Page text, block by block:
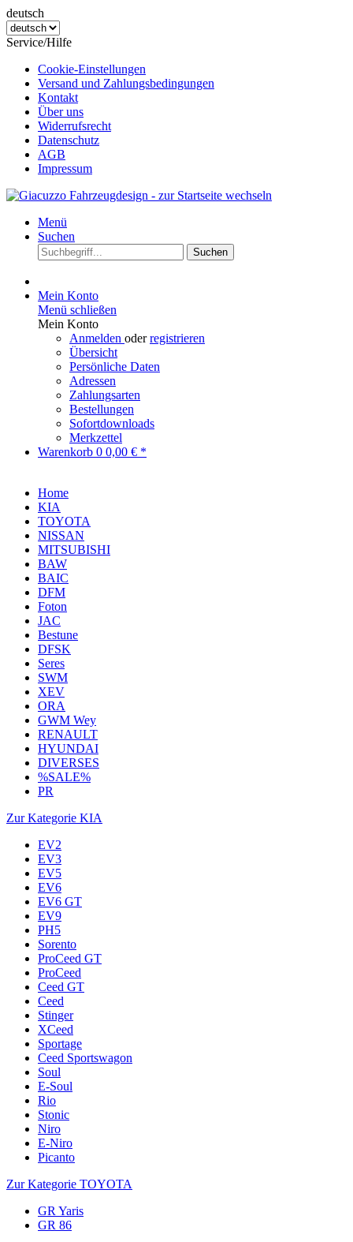
deutsch
Service/Hilfe
Cookie-Einstellungen
Versand und Zahlungsbedingungen
Kontakt
Über uns
Widerrufsrecht
Datenschutz
AGB
Impressum
Menü
Suchen
Suchen
Mein Konto
Menü schließen
Mein Konto
Anmelden oderregistrieren
Übersicht
Persönliche Daten
Adressen
Zahlungsarten
Bestellungen
Sofortdownloads
Merkzettel
Warenkorb 0 0,00 € *
Home
KIA
TOYOTA
NISSAN
MITSUBISHI
BAW
BAIC
DFM
Foton
JAC
Bestune
DFSK
Seres
SWM
XEV
ORA
GWM Wey
RENAULT
HYUNDAI
DIVERSES
%SALE%
PR
Zur Kategorie KIA
EV2
EV3
EV5
EV6
EV6 GT
EV9
PH5
Sorento
ProCeed GT
ProCeed
Ceed GT
Ceed
Stinger
XCeed
Sportage
Ceed Sportswagon
Soul
E-Soul
Rio
Stonic
Niro
E-Niro
Picanto
Zur Kategorie TOYOTA
GR Yaris
GR 86